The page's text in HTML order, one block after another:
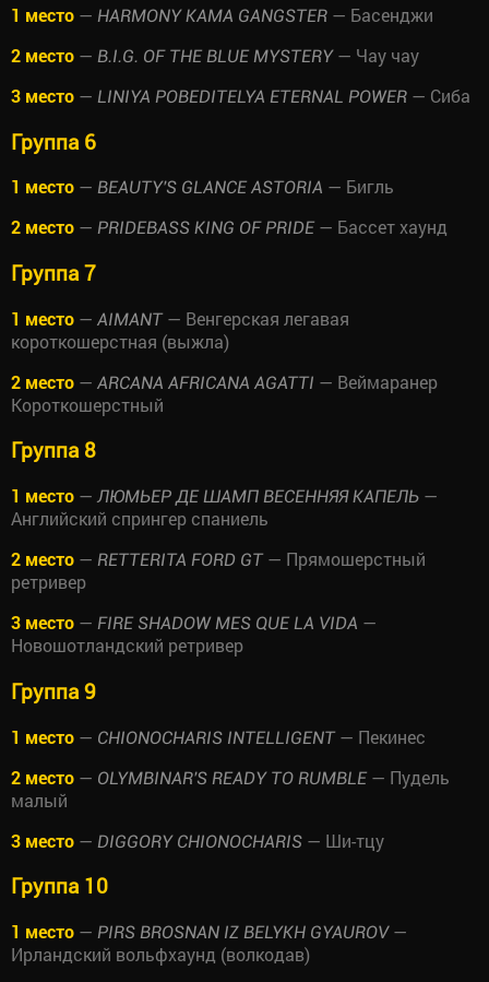
1 место — HARMONY KAMA GANGSTER — Басенджи
2 место — B.I.G. OF THE BLUE MYSTERY— Чау чау
3 место — LINIYA POBEDITELYA ETERNAL POWER — Сиба
Группа 6
1 место — BEAUTY'S GLANCE ASTORIA — Бигль
2 место — PRIDEBASS KING OF PRIDE — Бассет хаунд
Группа 7
1 место — AIMANT— Венгерская легавая
короткошерстная (выжла)
2 место — ARCANA AFRICANA AGATTI — Веймаранер
Короткошерстный
Группа 8
1 место — ЛЮМЬЕР ДЕ ШАМП ВЕСЕННЯЯ КАПЕЛЬ —
Английский спрингер спаниель
2 место — RETTERITA FORD GT— Прямошерстный
ретривер
3 место — FIRE SHADOW MES QUE LA VIDA —
Новошотландский ретривер
Группа 9
1 место — CHIONOCHARIS INTELLIGENT— Пекинес
2 место — OLYMBINAR'S READY TO RUMBLE — Пудель
малый
3 место — DIGGORY CHIONOCHARIS — Ши-тцу
Группа 10
1 место — PIRS BROSNAN IZ BELYKH GYAUROV—
Ирландский вольфхаунд (волкодав)